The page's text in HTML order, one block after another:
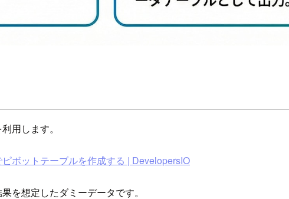
用します。
ボットテーブルを作成する | DevelopersIO
を想定したダミーデータです。